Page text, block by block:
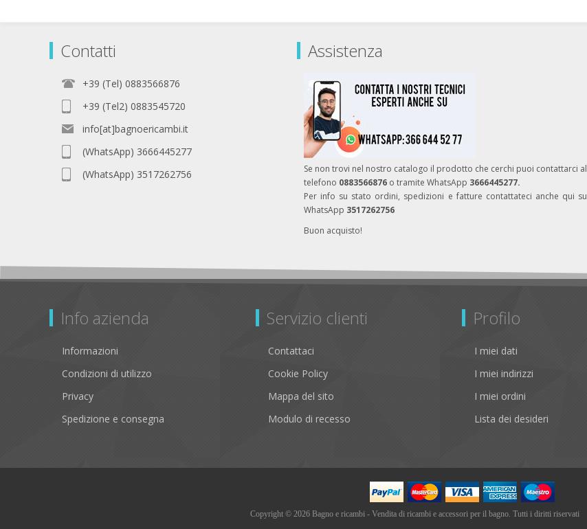
Contatti
+39 (Tel) 0883566876
+39 (Tel2) 0883545720
info[at]bagnoericambi.it
(WhatsApp) 3666445277
(WhatsApp) 3517262756
Assistenza
Se non trovi nel nostro catalogo il prodotto che cerchi puoi contattarci al
telefono 0883566876 o tramite WhatsApp 3666445277.
Per info su stato ordini, spedizioni e fatture contattateci anche qui su
WhatsApp 3517262756
Buon acquisto!
Info azienda
Informazioni
Condizioni di utilizzo
Privacy
Spedizione e consegna
Servizio clienti
Contattaci
Cookie Policy
Mappa del sito
Modulo di recesso
Profilo
I miei dati
I miei indirizzi
I miei ordini
Lista dei desideri
Copyright © 2026 Bagno e ricambi - Vendita di ricambi e accessori per il bagno. Tutti i diritti riservati